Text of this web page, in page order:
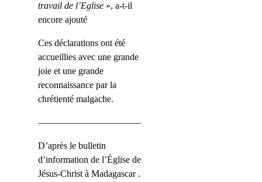
travail de l’Eglise», a-t-il
encore ajouté
Ces déclarationsont été
accueillies avec une grande
joie et une grande
reconnaissance par la
chrétienté malgache.
———————————
D’après le bulletin
d’information de l’Église de
Jésus-Christ à Madagascar .